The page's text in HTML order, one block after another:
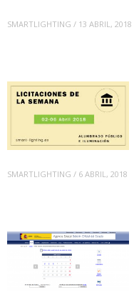
SMARTLIGHTING / 13 ABRIL, 2018
SMARTLIGHTING / 6 ABRIL, 2018